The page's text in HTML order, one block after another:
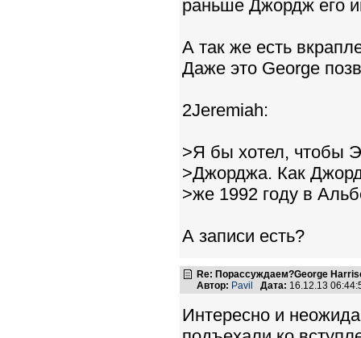
раньше Джордж его
А так же есть
Даже это George
2Jeremiah:
>Я бы хотел, чтобы
>Джорджа. Как
>же 1992 году в
А записи есть?
Re: Порассуждаем?George
Автор: Pavil Дата: 16.12.13
Интересно и